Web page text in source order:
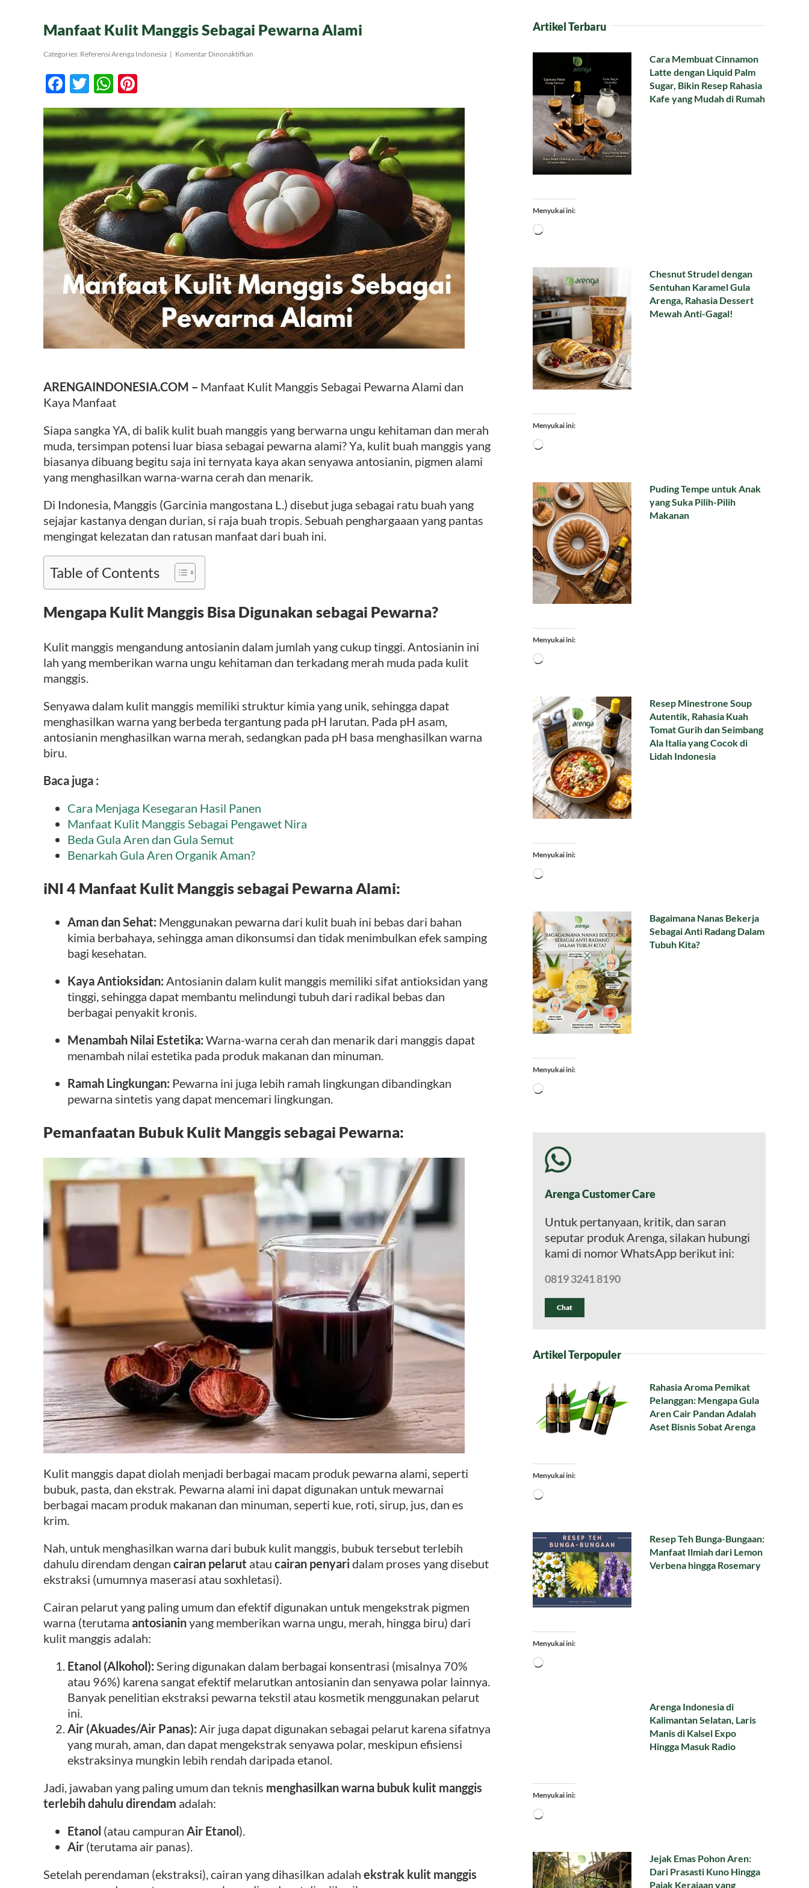
Manfaat Kulit Manggis Sebagai Pewarna Alami
Categories: Referensi Arenga Indonesia | Komentar Dinonaktifkan
Alami
Facebook
TwitterWhatsApp
ARENGAINDONESIA.COM – Manfaat Kulit Manggis Sebagai Pewarna Alami dan
Kaya Manfaat
Siapa sangka YA, di balik kulit buah manggis yang berwarna ungu kehitaman dan merah
muda, tersimpan potensi luar biasa sebagai pewarna alami? Ya, kulit buah manggis yang
biasanya dibuang begitu saja ini ternyata kaya akan senyawa antosianin, pigmen alami
yang menghasilkan warna-warna cerah dan menarik.
Di Indonesia, Manggis (Garcinia mangostana L.) disebut juga sebagai ratu buah yang
sejajar kastanya dengan durian, si raja buah tropis. Sebuah penghargaaan yang pantas
mengingat kelezatan dan ratusan manfaat dari buah ini.
Table of Contents
Mengapa Kulit Manggis Bisa Digunakan sebagai Pewarna?
Kulit manggis mengandung antosianin dalam jumlah yang cukup tinggi. Antosianin ini
lah yang memberikan warna ungu kehitaman dan terkadang merah muda pada kulit
manggis.
Senyawa dalam kulit manggis memiliki struktur kimia yang unik, sehingga dapat
menghasilkan warna yang berbeda tergantung pada pH larutan. Pada pH asam,
antosianin menghasilkan warna merah, sedangkan pada pH basa menghasilkan warna
biru.
Baca juga :
Cara Menjaga Kesegaran Hasil Panen
Manfaat Kulit Manggis Sebagai Pengawet Nira
Beda Gula Aren dan Gula Semut
Benarkah Gula Aren Organik Aman?
iNI 4 Manfaat Kulit Manggis sebagai Pewarna Alami:
Aman dan Sehat: Menggunakan pewarna dari kulit buah ini bebas dari bahan
kimia berbahaya, sehingga aman dikonsumsi dan tidak menimbulkan efek samping
bagi kesehatan.
Kaya Antioksidan: Antosianin dalam kulit manggis memiliki sifat antioksidan yang
tinggi, sehingga dapat membantu melindungi tubuh dari radikal bebas dan
berbagai penyakit kronis.
Menambah Nilai Estetika: Warna-warna cerah dan menarik dari manggis dapat
menambah nilai estetika pada produk makanan dan minuman.
Ramah Lingkungan: Pewarna ini juga lebih ramah lingkungan dibandingkan
pewarna sintetis yang dapat mencemari lingkungan.
Pemanfaatan Bubuk Kulit Manggis sebagai Pewarna:
Kulit manggis dapat diolah menjadi berbagai macam produk pewarna alami, seperti
bubuk, pasta, dan ekstrak. Pewarna alami ini dapat digunakan untuk mewarnai
berbagai macam produk makanan dan minuman, seperti kue, roti, sirup, jus, dan es
krim.
Nah, untuk menghasilkan warna dari bubuk kulit manggis, bubuk tersebut terlebih
dahulu direndam dengan cairan pelarut atau cairan penyaridalam proses yang disebut
ekstraksi (umumnya maserasi atau soxhletasi).
Cairan pelarut yang paling umum dan efektif digunakan untuk mengekstrak pigmen
warna (terutama antosianinyang memberikan warna ungu, merah, hingga biru) dari
kulit manggis adalah:
Etanol (Alkohol): Sering digunakan dalam berbagai konsentrasi (misalnya 70%
atau 96%) karena sangat efektif melarutkan antosianin dan senyawa polar lainnya.
Banyak penelitian ekstraksi pewarna tekstil atau kosmetik menggunakan pelarut
ini.
Air (Akuades/Air Panas): Air juga dapat digunakan sebagai pelarut karena sifatnya
yang murah, aman, dan dapat mengekstrak senyawa polar, meskipun efisiensi
ekstraksinya mungkin lebih rendah daripada etanol.
Jadi, jawaban yang paling umum dan teknis menghasilkan warna bubuk kulit manggis
terlebih dahulu direndam adalah:
Etanol (atau campuran Air Etanol ).
Air (terutama air panas).
Setelah perendaman (ekstraksi), cairan yang dihasilkan adalah ekstrak kulit manggis
Artikel Terbaru
Cara Membuat Cinnamon
Latte dengan Liquid Palm
Sugar, Bikin Resep Rahasia
Kafe yang Mudah di Rumah
Menyukai ini:
Memuat...
Chesnut Strudel dengan
Sentuhan Karamel Gula
Arenga, Rahasia Dessert
Mewah Anti-Gagal!
Menyukai ini:
Memuat...
Puding Tempe untuk Anak
yang Suka Pilih-Pilih
Makanan
Menyukai ini:
Memuat...
Resep Minestrone Soup
Autentik, Rahasia Kuah
Tomat Gurih dan Seimbang
Ala Italia yang Cocok di
Lidah Indonesia
Menyukai ini:
Memuat...
Bagaimana Nanas Bekerja
Sebagai Anti Radang Dalam
Tubuh Kita?
Menyukai ini:
Memuat...
Arenga Customer Care
Untuk pertanyaan, kritik, dan saran
seputar produk Arenga, silakan hubungi
kami di nomor WhatsApp berikut ini:
0819 3241 8190
Chat
Artikel Terpopuler
Rahasia Aroma Pemikat
Pelanggan: Mengapa Gula
Aren Cair Pandan Adalah
Aset Bisnis Sobat Arenga
Menyukai ini:
Memuat...
Resep Teh Bunga-Bungaan:
Manfaat Ilmiah dari Lemon
Verbena hingga Rosemary
Menyukai ini:
Memuat...
Arenga Indonesia di
Kalimantan Selatan, Laris
Manis di Kalsel Expo
Hingga Masuk Radio
Menyukai ini:
Memuat...
Jejak Emas Pohon Aren:
Dari Prasasti Kuno Hingga
Pajak Kerajaan yang